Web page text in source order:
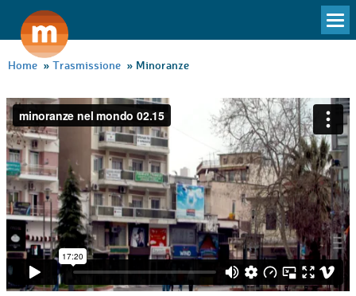
Home » Trasmissione » Minoranze